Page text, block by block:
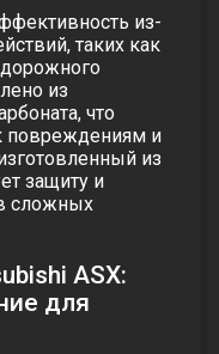
из-
таких как
из
, что
повреждениям и
из
защиту и
сложных
ASX:
для